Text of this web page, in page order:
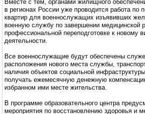
Вместе с тем, органами жилищного
в регионах России уже проводится работа по
квартир для военнослужащих изъявивших
военную службу по завершении медицинской
профессиональной переподготовке к новому
деятельности.
Все военнослужащие будут обеспечены
расположения нового места службы,
наличия объектов социальной
получать ежемесячную денежную
избранном ими месте жительства.
В программе образовательного центра
мероприятия по восстановлению здоровья и